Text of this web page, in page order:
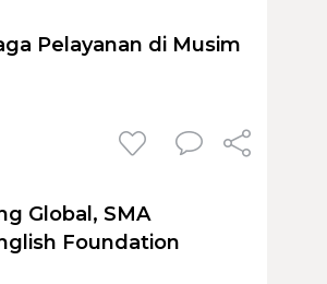
Pelayanan di Musim
Global, SMA
Foundation